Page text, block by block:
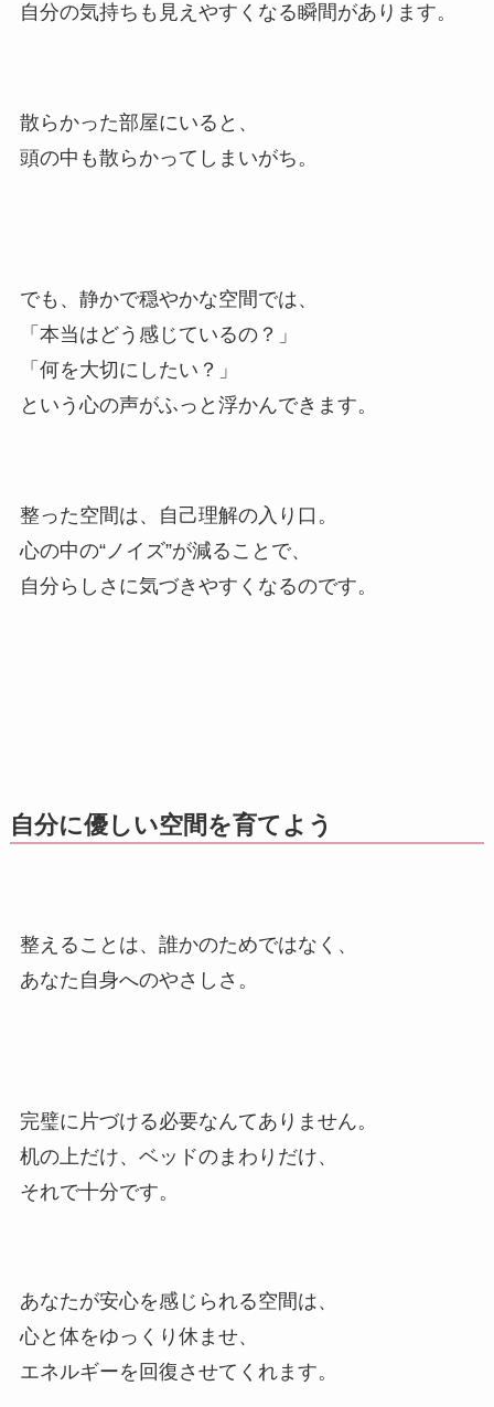
自分の気持ちも見えやすくなる瞬間があります。
散らかった部屋にいると、
頭の中も散らかってしまいがち。
でも、静かで穏やかな空間では、
「本当はどう感じているの？」
「何を大切にしたい？」
という心の声がふっと浮かんできます。
整った空間は、自己理解の入り口。
心の中の“ノイズ”が減ることで、
自分らしさに気づきやすくなるのです。
自分に優しい空間を育てよう
整えることは、誰かのためではなく、
あなた自身へのやさしさ。
完璧に片づける必要なんてありません。
机の上だけ、ベッドのまわりだけ、
それで十分です。
あなたが安心を感じられる空間は、
心と体をゆっくり休ませ、
エネルギーを回復させてくれます。